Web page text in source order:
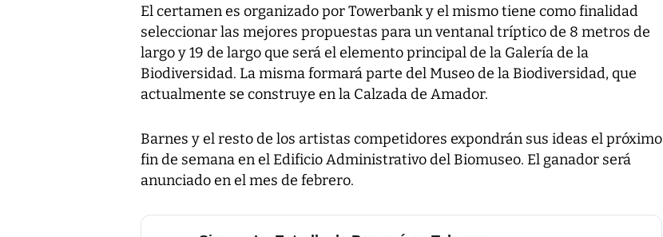
El certamen es organizado por Towerbank y el mismo tiene como finalidad
seleccionar las mejores propuestas para un ventanal tríptico de 8 metros de
largo y 19 de largo que será el elemento principal de la Galería de la
Biodiversidad. La misma formará parte del Museo de la Biodiversidad, que
actualmente se construye en la Calzada de Amador.
Barnes y el resto de los artistas competidores expondrán sus ideas el próximo
fin de semana en el Edificio Administrativo del Biomuseo. El ganador será
anunciado en el mes de febrero.